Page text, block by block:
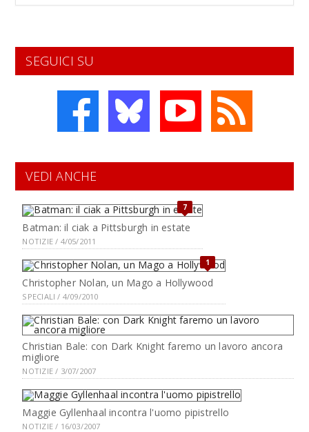
SEGUICI SU
VEDI ANCHE
7
Batman: il ciak a Pittsburgh in estate
NOTIZIE / 4/05/2011
1
Christopher Nolan, un Mago a Hollywood
SPECIALI / 4/09/2010
Christian Bale: con Dark Knight faremo un lavoro ancora
migliore
NOTIZIE / 3/07/2007
Maggie Gyllenhaal incontra l'uomo pipistrello
NOTIZIE / 16/03/2007